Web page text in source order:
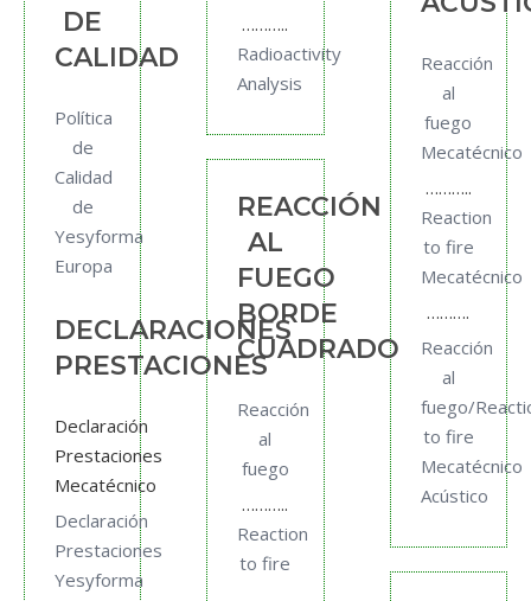
DE
CALIDAD
Política
de
Calidad
de
Yesyforma
Europa
DECLARACIONES
PRESTACIONES
Declaración
Prestaciones
Mecatécnico
Declaración
Prestaciones
Yesyforma
………..
Radioactivity
Analysis
REACCIÓN
AL
FUEGO
BORDE
CUADRADO
Reacción
al
fuego
………..
Reaction
to fire
Reacción
al
fuego
Mecatécnico
………..
Reaction
to fire
Mecatécnico
……….
Reacción
al
fuego/
to fire
Mecatécnico
Acústico